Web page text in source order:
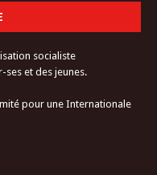
socialiste
et des jeunes.
pour une Internationale